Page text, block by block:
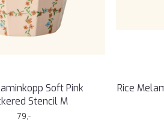
Soft Pink
Stencil M
79,-
Rice